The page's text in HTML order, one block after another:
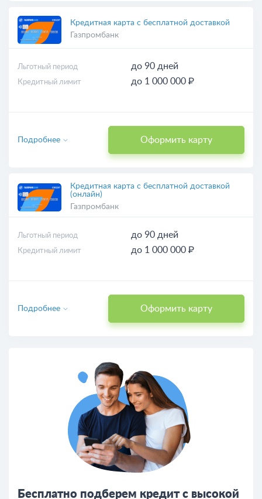
Кредитная карта с бесплатной доставкой
Газпромбанк
Льготный период до 90 дней
Кредитный лимит до 1 000 000 ₽
Оформить карту
Подробнее
Кредитная карта с бесплатной доставкой
(онлайн)
Газпромбанк
Льготный период до 90 дней
Кредитный лимит до 1 000 000 ₽
Оформить карту
Подробнее
Бесплатно подберем кредит с высокой